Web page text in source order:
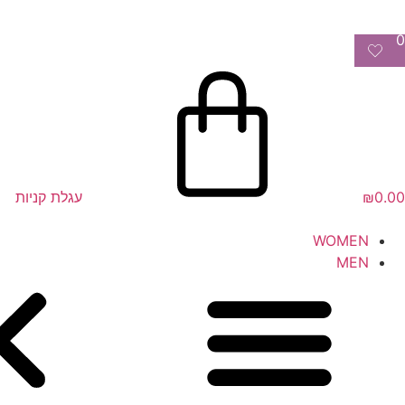
0
₪0.00 עגלת קניות
WOMEN
MEN